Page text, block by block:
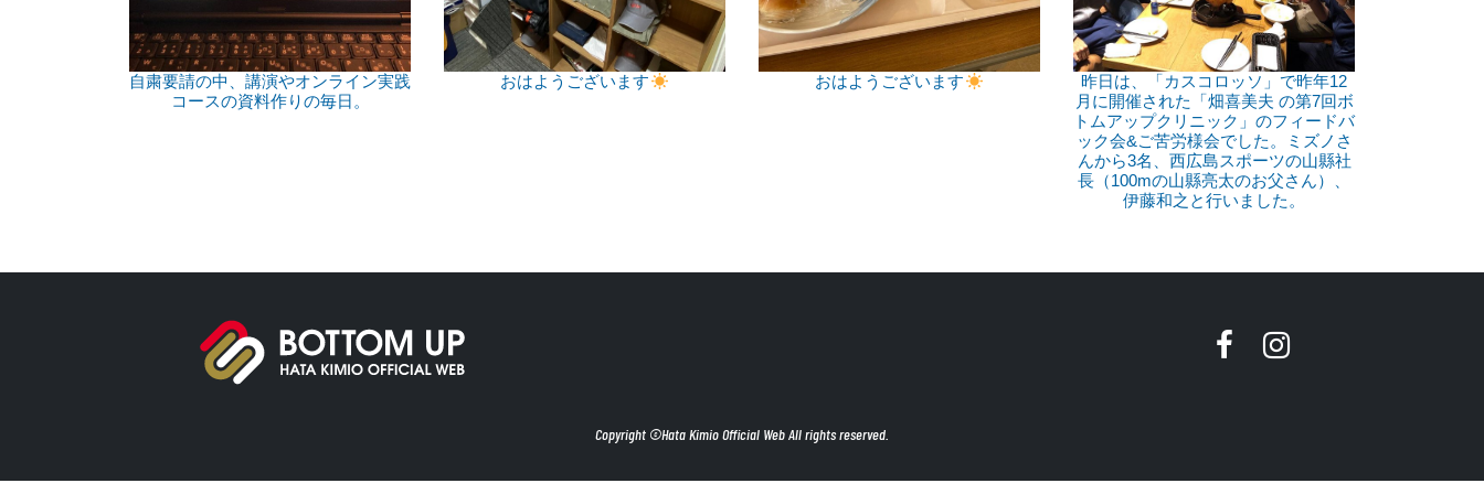
自粛要請の中、講演やオンライン実践
コースの資料作りの毎日。
おはようございます おはようございます
昨日は、「カスコロッソ」で昨年12
月に開催された「畑喜美夫 の第7回ボ
トムアップクリニック」のフィードバ
ック会&ご苦労様会でした。ミズノさ
んから3名、西広島スポーツの山縣社
長（100mの山縣亮太のお父さん）、
伊藤和之と行いました。
Copyright ©Hata Kimio Official Web All rights reserved.